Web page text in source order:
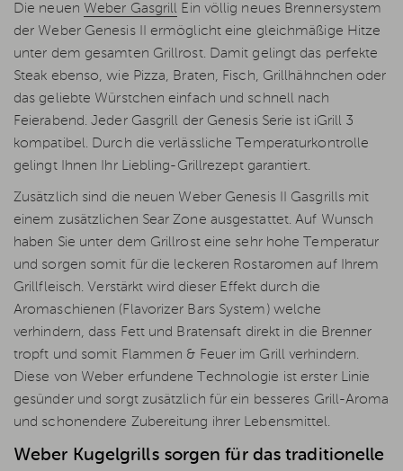
Die neuen Weber Gasgrill Ein völlig neues Brennersystem
der Weber Genesis II ermöglicht eine gleichmäßige Hitze
unter dem gesamten Grillrost. Damit gelingt das perfekte
Steak ebenso, wie Pizza, Braten, Fisch, Grillhähnchen oder
das geliebte Würstchen einfach und schnell nach
Feierabend. Jeder Gasgrill der Genesis Serie ist iGrill 3
kompatibel. Durch die verlässliche Temperaturkontrolle
gelingt Ihnen Ihr Liebling-Grillrezept garantiert.
Zusätzlich sind die neuen Weber Genesis II Gasgrills mit
einem zusätzlichen Sear Zone ausgestattet. Auf Wunsch
haben Sie unter dem Grillrost eine sehr hohe Temperatur
und sorgen somit für die leckeren Rostaromen auf Ihrem
Grillfleisch. Verstärkt wird dieser Effekt durch die
Aromaschienen (Flavorizer Bars System) welche
verhindern, dass Fett und Bratensaft direkt in die Brenner
tropft und somit Flammen & Feuer im Grill verhindern.
Diese von Weber erfundene Technologie ist erster Linie
gesünder und sorgt zusätzlich für ein besseres Grill-Aroma
und schonendere Zubereitung ihrer Lebensmittel.
Weber Kugelgrills sorgen für das traditionelle